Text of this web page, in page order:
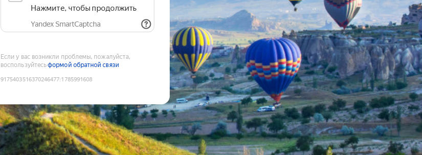
Нажмите, чтобы продолжить
Yandex SmartCaptcha
Если у вас возникли проблемы, пожалуйста,
воспользуйтесьформой обратной связи
9175403516370246477:1785991608